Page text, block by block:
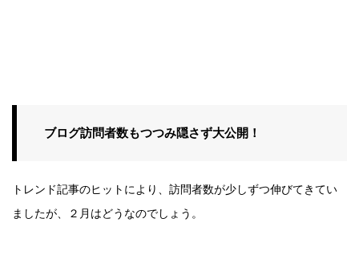
ブログ訪問者数もつつみ隠さず大公開！
トレンド記事のヒットにより、訪問者数が少しずつ伸びてきてい
ましたが、２月はどうなのでしょう。